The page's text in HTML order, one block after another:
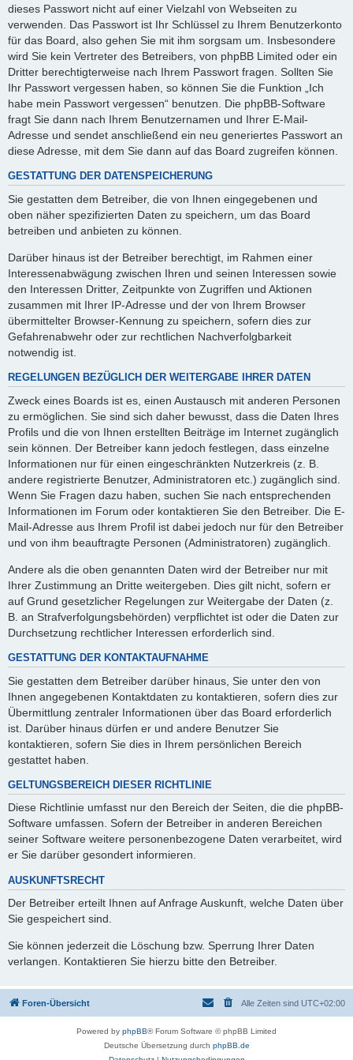
dieses Passwort nicht auf einer Vielzahl von Webseiten zu
verwenden. Das Passwort ist Ihr Schlüssel zu Ihrem Benutzerkonto
für das Board, also gehen Sie mit ihm sorgsam um. Insbesondere
wird Sie kein Vertreter des Betreibers, von phpBB Limited oder ein
Dritter berechtigterweise nach Ihrem Passwort fragen. Sollten Sie
Ihr Passwort vergessen haben, so können Sie die Funktion „Ich
habe mein Passwort vergessen“ benutzen. Die phpBB-Software
fragt Sie dann nach Ihrem Benutzernamen und Ihrer E-Mail-
Adresse und sendet anschließend ein neu generiertes Passwort an
diese Adresse, mit dem Sie dann auf das Board zugreifen können.
GESTATTUNG DER DATENSPEICHERUNG
Sie gestatten dem Betreiber, die von Ihnen eingegebenen und
oben näher spezifizierten Daten zu speichern, um das Board
betreiben und anbieten zu können.
Darüber hinaus ist der Betreiber berechtigt, im Rahmen einer
Interessenabwägung zwischen Ihren und seinen Interessen sowie
den Interessen Dritter, Zeitpunkte von Zugriffen und Aktionen
zusammen mit Ihrer IP-Adresse und der von Ihrem Browser
übermittelter Browser-Kennung zu speichern, sofern dies zur
Gefahrenabwehr oder zur rechtlichen Nachverfolgbarkeit
notwendig ist.
REGELUNGEN BEZÜGLICH DER WEITERGABE IHRER DATEN
Zweck eines Boards ist es, einen Austausch mit anderen Personen
zu ermöglichen. Sie sind sich daher bewusst, dass die Daten Ihres
Profils und die von Ihnen erstellten Beiträge im Internet zugänglich
sein können. Der Betreiber kann jedoch festlegen, dass einzelne
Informationen nur für einen eingeschränkten Nutzerkreis (z. B.
andere registrierte Benutzer, Administratoren etc.) zugänglich sind.
Wenn Sie Fragen dazu haben, suchen Sie nach entsprechenden
Informationen im Forum oder kontaktieren Sie den Betreiber. Die E-
Mail-Adresse aus Ihrem Profil ist dabei jedoch nur für den Betreiber
und von ihm beauftragte Personen (Administratoren) zugänglich.
Andere als die oben genannten Daten wird der Betreiber nur mit
Ihrer Zustimmung an Dritte weitergeben. Dies gilt nicht, sofern er
auf Grund gesetzlicher Regelungen zur Weitergabe der Daten (z.
B. an Strafverfolgungsbehörden) verpflichtet ist oder die Daten zur
Durchsetzung rechtlicher Interessen erforderlich sind.
GESTATTUNG DER KONTAKTAUFNAHME
Sie gestatten dem Betreiber darüber hinaus, Sie unter den von
Ihnen angegebenen Kontaktdaten zu kontaktieren, sofern dies zur
Übermittlung zentraler Informationen über das Board erforderlich
ist. Darüber hinaus dürfen er und andere Benutzer Sie
kontaktieren, sofern Sie dies in Ihrem persönlichen Bereich
gestattet haben.
GELTUNGSBEREICH DIESER RICHTLINIE
Diese Richtlinie umfasst nur den Bereich der Seiten, die die phpBB-
Software umfassen. Sofern der Betreiber in anderen Bereichen
seiner Software weitere personenbezogene Daten verarbeitet, wird
er Sie darüber gesondert informieren.
AUSKUNFTSRECHT
Der Betreiber erteilt Ihnen auf Anfrage Auskunft, welche Daten über
Sie gespeichert sind.
Sie können jederzeit die Löschung bzw. Sperrung Ihrer Daten
verlangen. Kontaktieren Sie hierzu bitte den Betreiber.
Foren-Übersicht Alle Zeiten sind UTC+02:00
Powered by phpBB® Forum Software © phpBB Limited
Deutsche Übersetzung durch phpBB.de